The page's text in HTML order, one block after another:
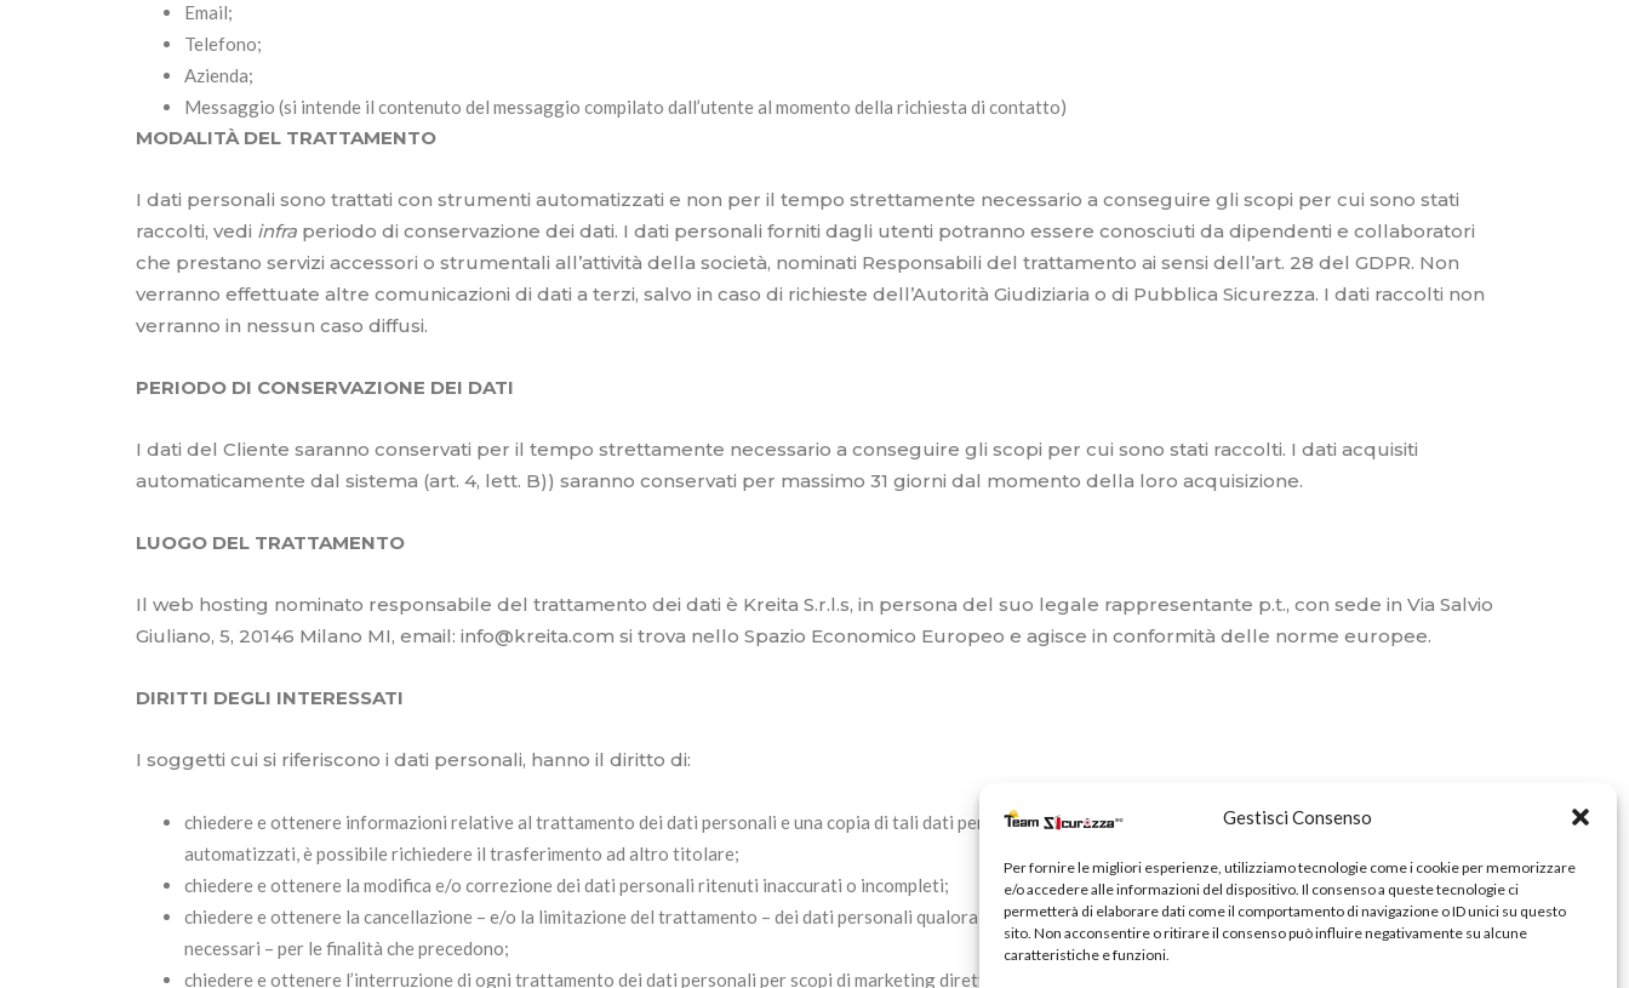
Gestisci Consenso
Per fornire le migliori esperienze, utilizziamo tecnologie come i cookie per memorizzare
e/o accedere alle informazioni del dispositivo. Il consenso a queste tecnologie ci
permetterà di elaborare dati come il comportamento di navigazione o ID unici su questo
sito. Non acconsentire o ritirare il consenso può influire negativamente su alcune
caratteristiche e funzioni.
Email;
Telefono;
Azienda;
Messaggio (si intende il contenuto del messaggio compilato dall’utente al momento della richiesta di contatto)
MODALITÀ DEL TRATTAMENTO
I dati personali sono trattati con strumenti automatizzati e non per il tempo strettamente necessario a conseguire gli scopi per cui sono stati
raccolti, vedi infra periodo di conservazione dei dati. I dati personali forniti dagli utenti potranno essere conosciuti da dipendenti e collaboratori
che prestano servizi accessori o strumentali all’attività della società, nominati Responsabili del trattamento ai sensi dell’art. 28 del GDPR. Non
verranno effettuate altre comunicazioni di dati a terzi, salvo in caso di richieste dell’Autorità Giudiziaria o di Pubblica Sicurezza. I dati raccolti non
verranno in nessun caso diffusi.
PERIODO DI CONSERVAZIONE DEI DATI
I dati del Cliente saranno conservati per il tempo strettamente necessario a conseguire gli scopi per cui sono stati raccolti. I dati acquisiti
automaticamente dal sistema (art. 4, lett. B)) saranno conservati per massimo 31 giorni dal momento della loro acquisizione.
LUOGO DEL TRATTAMENTO
Il web hosting nominato responsabile del trattamento dei dati è Kreita S.r.l.s, in persona del suo legale rappresentante p.t., con sede in Via Salvio
Giuliano, 5, 20146 Milano MI, email: info@kreita.com si trova nello Spazio Economico Europeo e agisce in conformità delle norme europee.
DIRITTI DEGLI INTERESSATI
I soggetti cui si riferiscono i dati personali, hanno il diritto di:
chiedere e ottenere informazioni relative al trattamento dei dati personali e una copia di tali dati personali; per i dati oggetto di trattamento con sistemi
automatizzati, è possibile richiedere il trasferimento ad altro titolare;
chiedere e ottenere la modifica e/o correzione dei dati personali ritenuti inaccurati o incompleti;
chiedere e ottenere la cancellazione – e/o la limitazione del trattamento – dei dati personali qualora si tratti di dati o informazioni non necessari – o non più
necessari – per le finalità che precedono;
chiedere e ottenere l’interruzione di ogni trattamento dei dati personali per scopi di marketing diretto. Ai sensi del Regolamento n. 679/2016 l’utente ha la